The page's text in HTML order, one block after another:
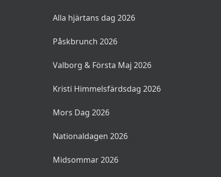
Alla hjärtans dag 2026
Påskbrunch 2026
Valborg & Första Maj 2026
Kristi Himmelsfärdsdag 2026
Mors Dag 2026
Nationaldagen 2026
Midsommar 2026